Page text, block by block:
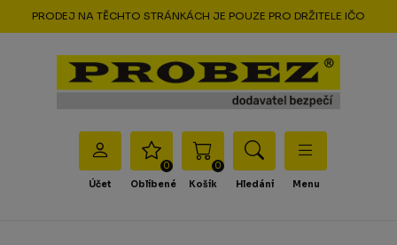
PRODEJ NA TĚCHTO STRÁNKÁCH JE POUZE PRO DRŽITELE IČO
Účet
0
Oblíbené
0
Košík
Hledání Menu